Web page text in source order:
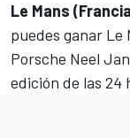
Le Mans
puedes ganar Le
Porsche Neel
edición de las 24